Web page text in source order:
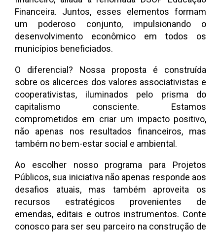
Financeira. Juntos, esses elementos formam
um poderoso conjunto, impulsionando o
desenvolvimento econômico em todos os
municípios beneficiados.
O diferencial? Nossa proposta é construída
sobre os alicerces dos valores associativistas e
cooperativistas, iluminados pelo prisma do
capitalismo consciente. Estamos
comprometidos em criar um impacto positivo,
não apenas nos resultados financeiros, mas
também no bem-estar social e ambiental.
Ao escolher nosso programa para Projetos
Públicos, sua iniciativa não apenas responde aos
desafios atuais, mas também aproveita os
recursos estratégicos provenientes de
emendas, editais e outros instrumentos. Conte
conosco para ser seu parceiro na construção de